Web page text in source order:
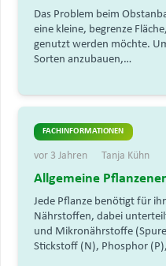
Das Problem beim
eine kleine, begrenze
genutzt werden möchte.
Sorten anzubauen,…
FACHINFORMATIONEN
vor 3 Jahren Tanja Kühn
Allgemeine
Jede Pflanze benötigt für
Nährstoffen, dabei
und Mikronährstoffe
Stickstoff (N), Phosphor